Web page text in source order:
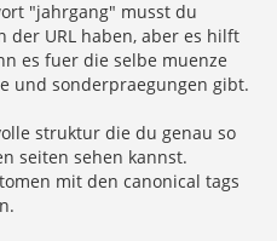
"jahrgang" musst du
URL haben, aber es hilft
es fuer die selbe muenze
und sonderpraegungen gibt.
struktur die du genau so
seiten sehen kannst.
mit den canonical tags